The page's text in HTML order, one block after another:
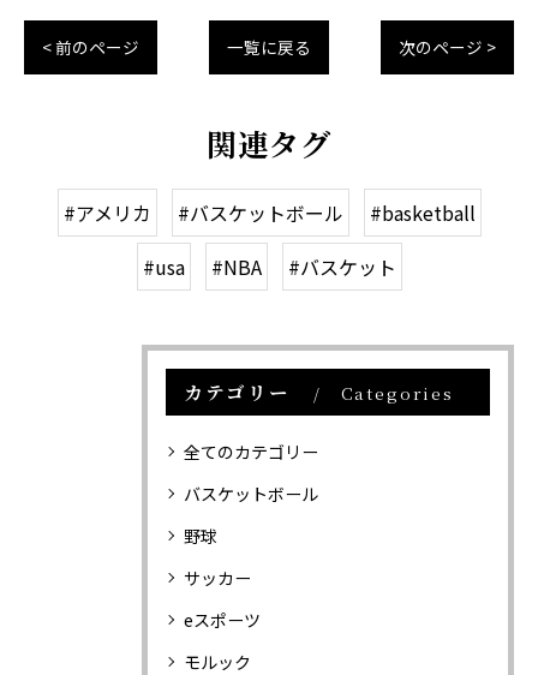
< 前のページ 一覧に戻る 次のページ >
関連タグ
#アメリカ #バスケットボール
#basketball
#usa
#NBA #バスケット
カテゴリー Categories
全てのカテゴリー
バスケットボール
野球
サッカー
eスポーツ
モルック